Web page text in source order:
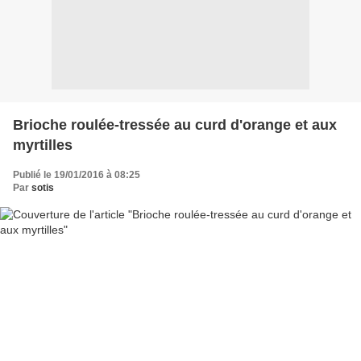
Brioche roulée-tressée au curd d'orange et aux
myrtilles
Publié le 19/01/2016 à 08:25
Par sotis